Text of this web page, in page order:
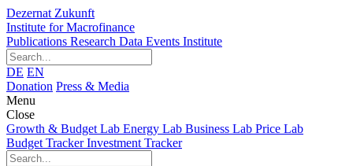
Dezernat Zukunft
Institute for Macrofinance
Publications Research Data Events Institute
DE EN
Donation Press & Media
Menu
Close
Growth & Budget Lab Energy Lab Business Lab Price Lab
Budget TrackerInvestment Tracker